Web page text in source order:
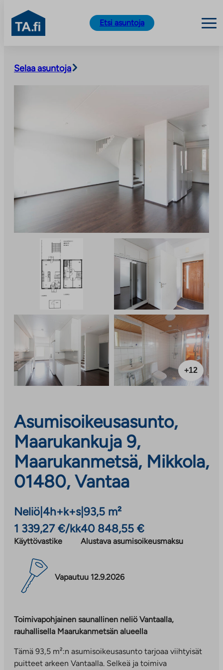
sisältöön
TA.fi
Etsi asuntoja
Selaa asuntoja
+12
Asumisoikeusasunto,
Maarukankuja 9,
Maarukanmetsä, Mikkola,
01480, Vantaa
Neliö 4h+k+s|93,5 m²
1 339,27 €/kk
Käyttövastike
40 848,55 €
Alustava asumisoikeusmaksu
Vapautuu 12.9.2026
Toimivapohjainen saunallinen neliö Vantaalla,
rauhallisella Maarukanmetsän alueella
Tämä 93,5 m²:n asumisoikeusasunto tarjoaa viihtyisät
puitteet arkeen Vantaalla. Selkeä ja toimiva